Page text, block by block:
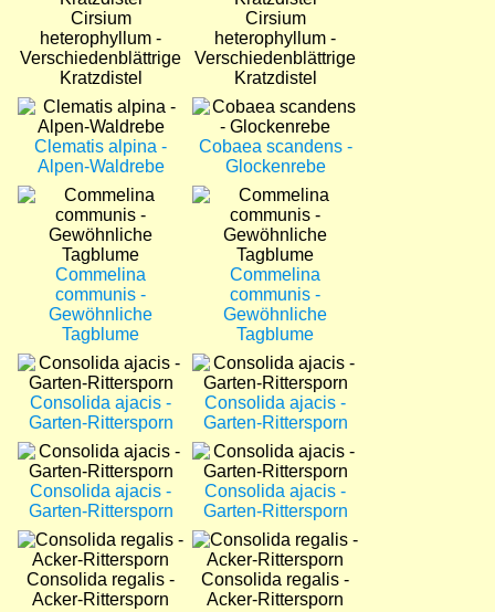
Cirsium
heterophyllum -
Verschiedenblättrige
Kratzdistel
Cirsium
heterophyllum -
Verschiedenblättrige
Kratzdistel
Bild
Clematis alpina -
Alpen-Waldrebe
Bild
Cobaea scandens -
Glockenrebe
Bild
Commelina
communis -
Gewöhnliche
Tagblume
Bild
Commelina
communis -
Gewöhnliche
Tagblume
Bild
Consolida ajacis -
Garten-Rittersporn
Bild
Consolida ajacis -
Garten-Rittersporn
Bild
Consolida ajacis -
Garten-Rittersporn
Bild
Consolida ajacis -
Garten-Rittersporn
Bild
Consolida regalis -
Acker-Rittersporn
Bild
Consolida regalis -
Acker-Rittersporn